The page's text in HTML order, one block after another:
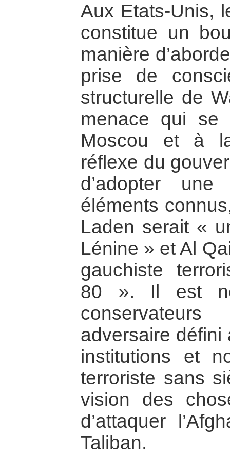
Aux Etats-Unis,
constitue un
manière
prise de
structurelle de
menace qui se
Moscou et à
réflexe du
d’adopter
éléments
Laden serait «
Lénine » et Al
gauchiste
80 ». Il est
adversaire défini
institutions et
terroriste sans
vision des
d’attaquer
Taliban.